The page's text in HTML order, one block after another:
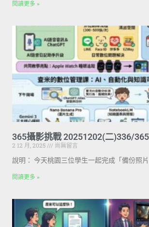
閱讀更多 »
365攝影挑戰 20251202(二)336/
2 12 月, 2025
尚無留言
說明： 今天桃園三位學生一起完成「備份照片
閱讀更多 »